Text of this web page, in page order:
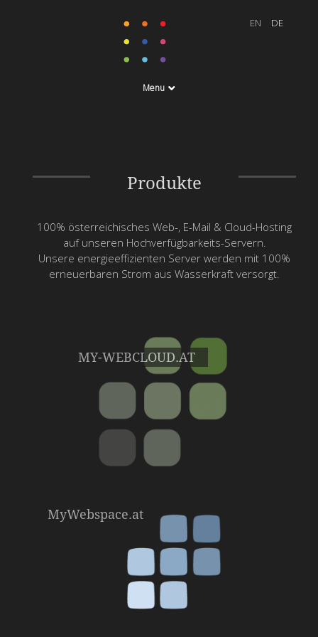
Menu
Produkte
100% österreichisches Web-, E-Mail & Cloud-Hosting
auf unseren Hochverfügbarkeits-Servern.
Unsere energieeffizienten Server werden mit 100%
erneuerbaren Strom aus Wasserkraft versorgt.
MY-WEBCLOUD.AT
MyWebspace.at